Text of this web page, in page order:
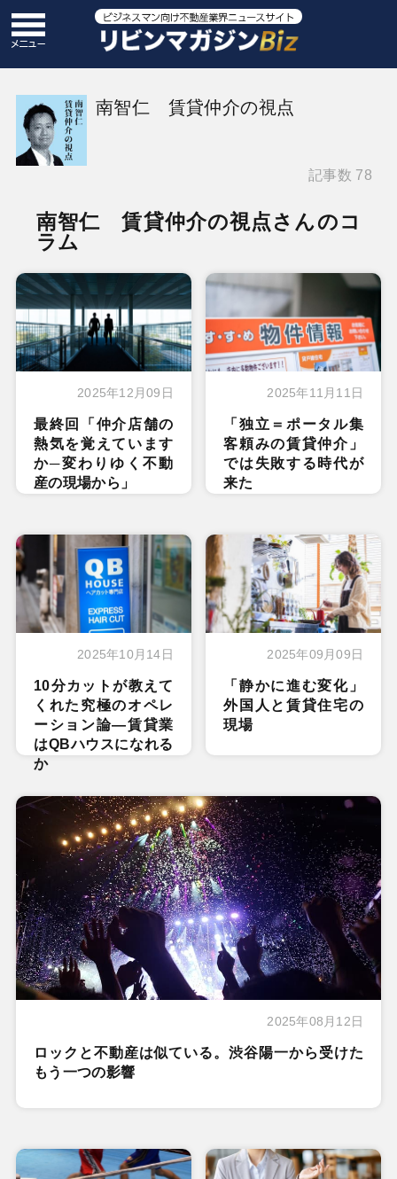
南智仁 賃貸仲介の視点
記事数 78
南智仁 賃貸仲介の視点さんのコ
ラム
2025年12月09日
最終回「仲介店舗の
熱気を覚えています
か─変わりゆく不動
産の現場から」
2025年11月11日
「独立＝ポータル集
客頼みの賃貸仲介」
では失敗する時代が
来た
2025年10月14日
10分カットが教えて
くれた究極のオペレ
ーション論―賃貸業
はQBハウスになれる
か
2025年09月09日
「静かに進む変化」
外国人と賃貸住宅の
現場
2025年08月12日
ロックと不動産は似ている。渋谷陽一から受けた
もう一つの影響